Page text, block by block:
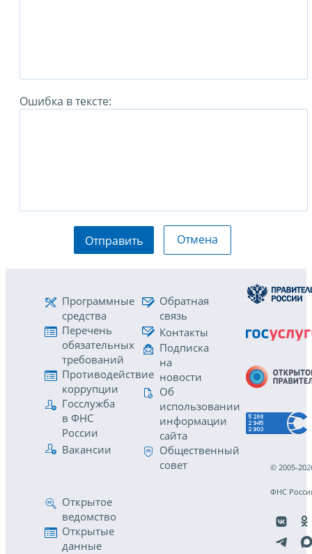
Ошибка в тексте:
Отправить Отмена
Программные
средства
Перечень
обязательных
требований
Противодействие
коррупции
Госслужба
в ФНС
России
Вакансии
Обратная
связь
Контакты
Подписка
на
новости
Об
использовании
информации
сайта
Общественный
совет
Открытое
ведомство
Открытые
данные
© 2005-
ФНС